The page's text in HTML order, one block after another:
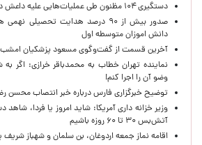
دستگیری ۱۰۴ مظنون طی عملیات‌هایی علیه داعش در ترکیه
دانش اموزان متوسطه اول
آخرین قسمت از گفت‌وگوی مسعود پزشکیان
نماینده تهران خطاب به محمدباقر خرازی: اگر
وضو آن را اجرا کنم!
توضیح خبرگزاری فارس درباره خبر انتصاب محسن
وزیر خزانه داری آمریکا: شاید امروز یا فردا،
آتش‌بس ۳۰ تا ۶۰ روزه باشیم
اقامه نماز جمعه اردوغان، بن ‌سلمان و شهباز